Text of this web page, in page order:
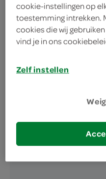
fruitige witte wijn voor
borrelmoment
Fruitige borrelfavoriet
Handzaam formaat
cookie-instellingen op
toestemming intrekken.
cookies die wij
vind je in ons
Zelf instellen